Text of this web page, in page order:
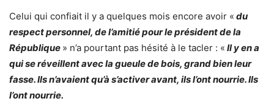
Celui qui confiait il y a quelques mois encore avoir « du
respect personnel, de l’amitié pour le président de la
République » n’a pourtant pas hésité à le tacler : « Il y en a
qui se réveillent avec la gueule de bois, grand bien leur
fasse. Ils n’avaient qu’à s’activer avant, ils l’ont nourrie. Ils
l’ont nourrie.